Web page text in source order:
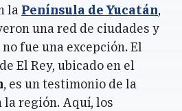
la Península de Yucatán,
una red de ciudades y
no fue una excepción. El
El Rey, ubicado en el
, es un testimonio de la
la región. Aquí, los